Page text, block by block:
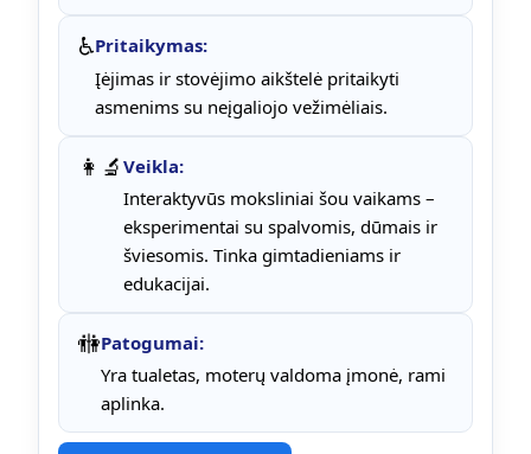
♿Pritaikymas:
Įėjimas ir stovėjimo aikštelė pritaikyti
asmenims su neįgaliojo vežimėliais.
👩‍🔬 Veikla:
Interaktyvūs moksliniai šou vaikams –
eksperimentai su spalvomis, dūmais ir
šviesomis. Tinka gimtadieniams ir
edukacijai.
🚻Patogumai:
Yra tualetas, moterų valdoma įmonė, rami
aplinka.